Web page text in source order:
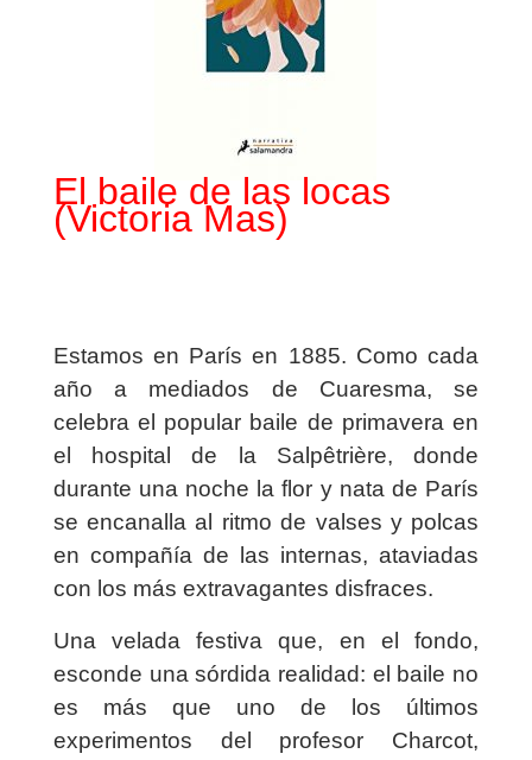
El baile de las locas
(Victoria Mas)
Estamos en París en 1885. Como cada
año a mediados de Cuaresma, se
celebra el popular baile de primavera en
el hospital de la Salpêtrière, donde
durante una noche la flor y nata de París
se encanalla al ritmo de valses y polcas
en compañía de las internas, ataviadas
con los más extravagantes disfraces.
Una velada festiva que, en el fondo,
esconde una sórdida realidad: el baile no
es más que uno de los últimos
experimentos del profesor Charcot,